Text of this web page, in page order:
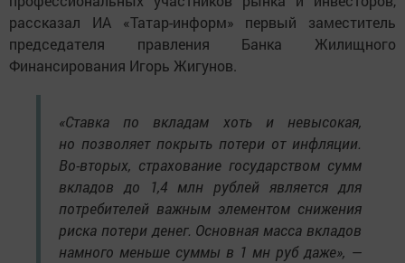
рассказал ИА «Татар-информ» первый заместитель
председателя правления Банка Жилищного
Финансирования Игорь Жигунов.
«Ставка по вкладам хоть и невысокая,
но позволяет покрыть потери от инфляции.
Во-вторых, страхование государством сумм
вкладов до 1,4 млн рублей является для
потребителей важным элементом снижения
риска потери денег. Основная масса вкладов
намного меньше суммы в 1 мн руб даже», —